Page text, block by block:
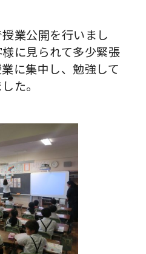
業公開を行いまし
に見られて多少緊張
に集中し、勉強して
た。